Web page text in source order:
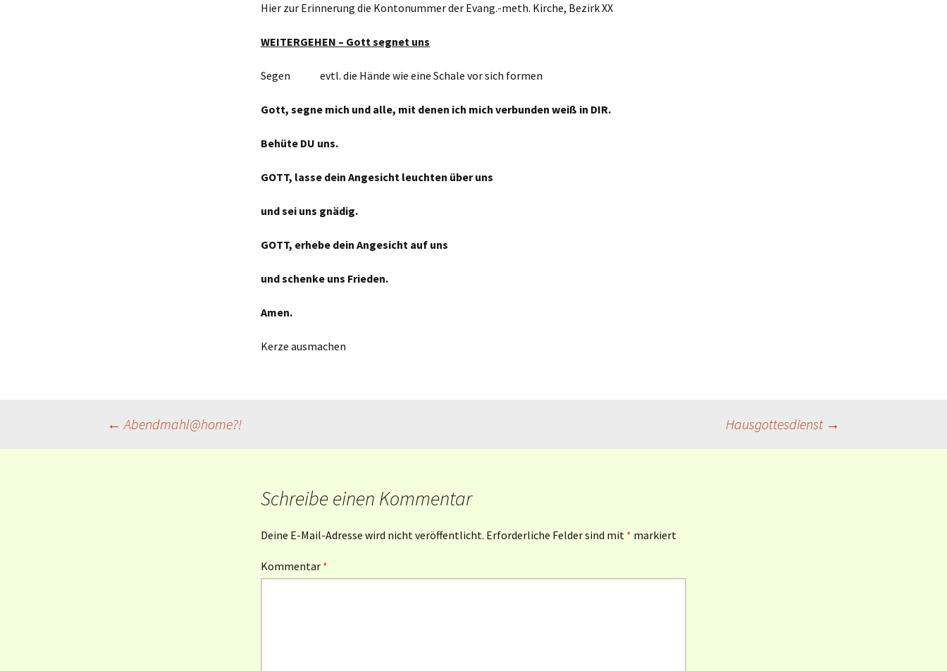
Hier zur Erinnerung die Kontonummer der Evang.-meth. Kirche, Bezirk XX
WEITERGEHEN – Gott segnet uns
Segen evtl. die Hände wie eine Schale vor sich formen
Gott, segne mich und alle, mit denen ich mich verbunden weiß in DIR.
Behüte DU uns.
GOTT, lasse dein Angesicht leuchten über uns
und sei uns gnädig.
GOTT, erhebe dein Angesicht auf uns
und schenke uns Frieden.
Amen.
Kerze ausmachen
Beitragsnavigation
← Abendmahl@home?! Hausgottesdienst →
Schreibe einen Kommentar
Deine E-Mail-Adresse wird nicht veröffentlicht. Erforderliche Felder sind mit * markiert
Kommentar *